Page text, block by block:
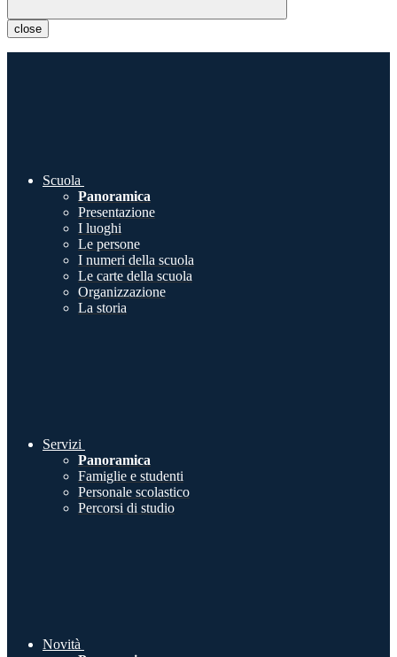
close
Scuola
Panoramica
Presentazione
I luoghi
Le persone
I numeri della scuola
Le carte della scuola
Organizzazione
La storia
Servizi
Panoramica
Famiglie e studenti
Personale scolastico
Percorsi di studio
Novità